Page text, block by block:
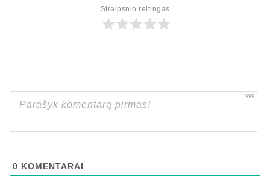
Straipsnio reitingas
999
0 KOMENTARAI